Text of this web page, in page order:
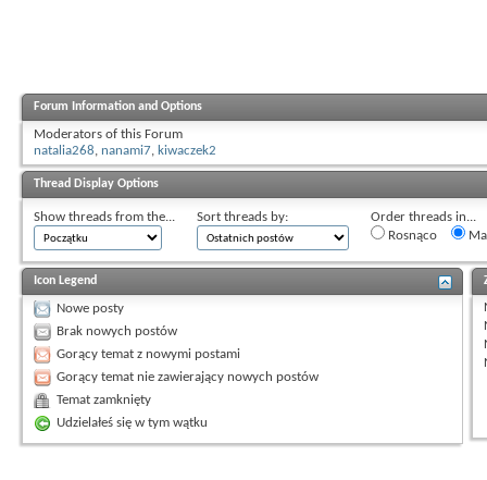
Forum Information and Options
Moderators of this Forum
natalia268, nanami7, kiwaczek2
Thread Display Options
Show threads from the... Sort threads by:
Order threads in...
Rosnąco
Icon Legend
Nowe posty
Brak nowych postów
Gorący temat z nowymi postami
Gorący temat nie zawierający nowych postów
Temat zamknięty
Udzielałeś się w tym wątku